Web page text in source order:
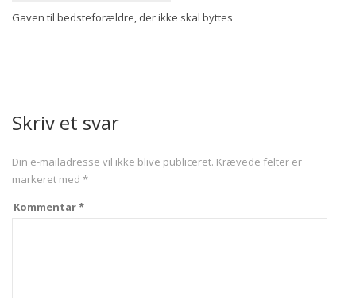
Gaven til bedsteforældre, der ikke skal byttes
Skriv et svar
Din e-mailadresse vil ikke blive publiceret. Krævede felter er
markeret med *
Kommentar*